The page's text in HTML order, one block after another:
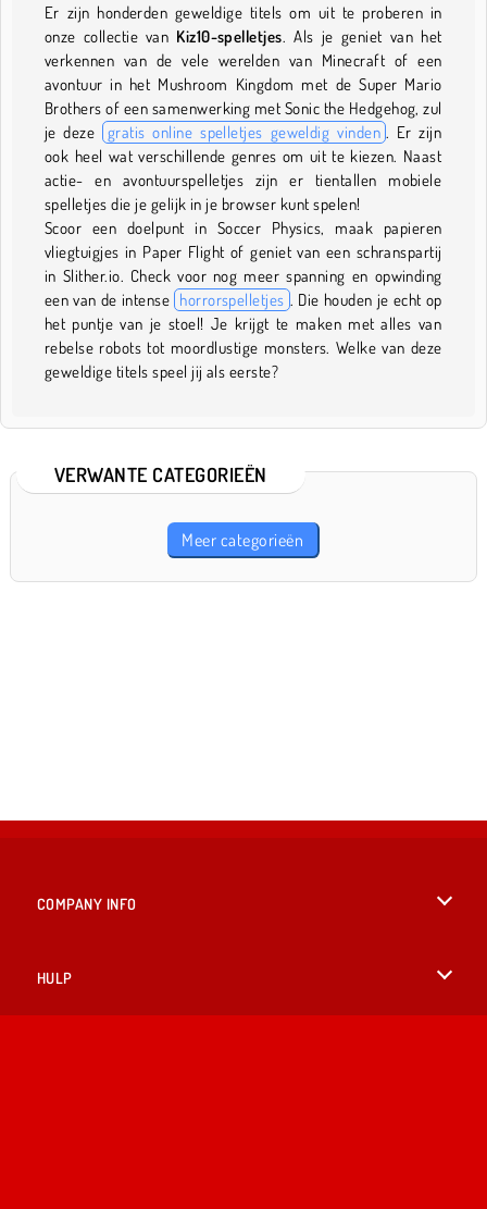
Er zijn honderden geweldige titels om uit te proberen in
onze collectie van Kiz10-spelletjes. Als je geniet van het
verkennen van de vele werelden van Minecraft of een
avontuur in het Mushroom Kingdom met de Super Mario
Brothers of een samenwerking met Sonic the Hedgehog, zul
je deze
gratis online spelletjes geweldig vinden . Er zijn
ook heel wat verschillende genres om uit te kiezen. Naast
actie- en avontuurspelletjes zijn er tientallen mobiele
spelletjes die je gelijk in je browser kunt spelen!
Scoor een doelpunt in Soccer Physics, maak papieren
vliegtuigjes in Paper Flight of geniet van een schranspartij
in Slither.io. Check voor nog meer spanning en opwinding
een van de intense horrorspelletjes . Die houden je echt op
het puntje van je stoel! Je krijgt te maken met alles van
rebelse robots tot moordlustige monsters. Welke van deze
geweldige titels speel jij als eerste?
VERWANTE CATEGORIEËN
Meer categorieën
COMPANY INFO
HULP